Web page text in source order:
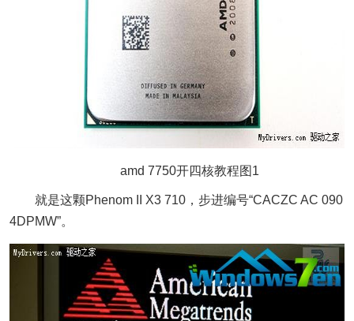
amd 7750开四核教程图1
就是这颗Phenom II X3 710，步进编号“CACZC AC 090
4DPMW”。